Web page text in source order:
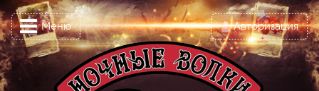
Меню Авторизация